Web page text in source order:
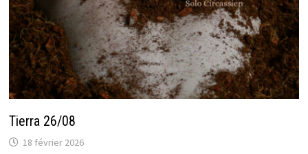
Tierra 26/08
18 février 2026